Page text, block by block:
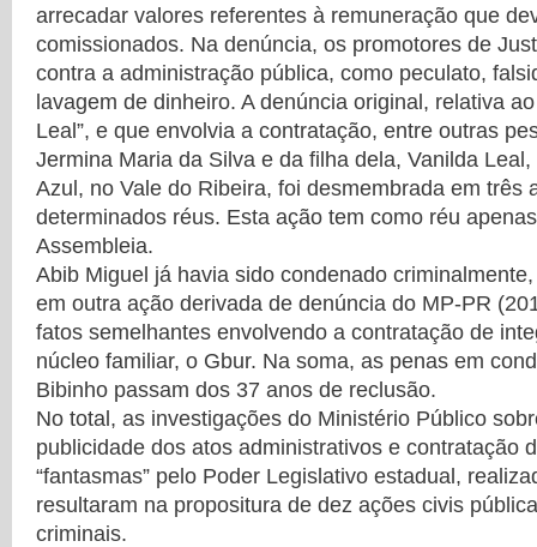
arrecadar valores referentes à remuneração que
comissionados. Na denúncia, os promotores de
contra a administração pública, como peculato,
lavagem de dinheiro. A denúncia original, relativa
Leal”, e que envolvia a contratação, entre outras
Jermina Maria da Silva e da filha dela, Vanilda
Azul, no Vale do Ribeira, foi desmembrada em três
determinados réus. Esta ação tem como réu
Assembleia.
Abib Miguel já havia sido condenado
em outra ação derivada de denúncia do MP-PR
fatos semelhantes envolvendo a contratação de
núcleo familiar, o Gbur. Na soma, as penas em
Bibinho passam dos 37 anos de reclusão.
No total, as investigações do Ministério Público
publicidade dos atos administrativos e contratação
“fantasmas” pelo Poder Legislativo estadual,
resultaram na propositura de dez ações civis
criminais.